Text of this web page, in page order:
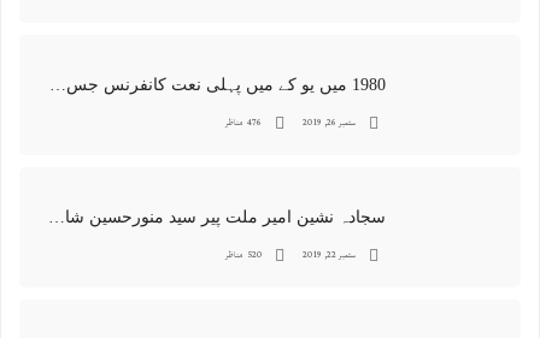
ستمبر 26, 2019 476 مناظر
ستمبر 22, 2019 520 مناظر